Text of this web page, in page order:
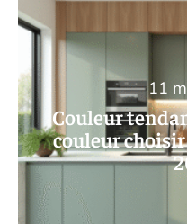
Couleur
couleur
11